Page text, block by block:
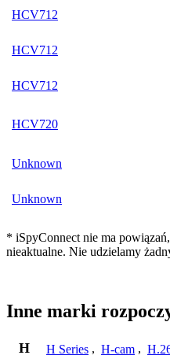
HCV712
HCV712
HCV712
HCV720
Unknown
Unknown
* iSpyConnect nie ma
nieaktualne. Nie udzielamy
Inne marki
H H Series , H-cam ,